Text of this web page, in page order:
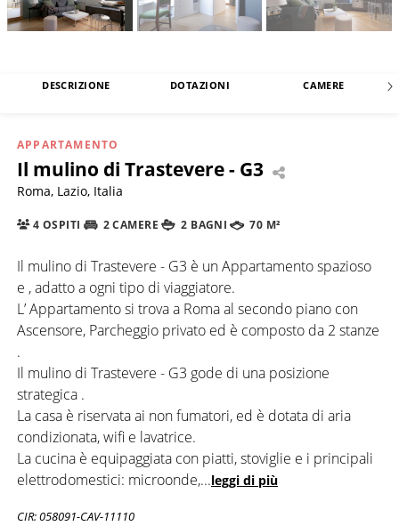
DESCRIZIONE DOTAZIONI CAMERE
APPARTAMENTO
Il mulino di Trastevere - G3
Roma, Lazio, Italia
4 OSPITI 2 CAMERE 2 BAGNI 70 M²
Il mulino di Trastevere - G3 è un Appartamento spazioso
e , adatto a ogni tipo di viaggiatore.
L’ Appartamento si trova a Roma al secondo piano con
Ascensore, Parcheggio privato ed è composto da 2 stanze
.
Il mulino di Trastevere - G3 gode di una posizione
strategica .
La casa è riservata ai non fumatori, ed è dotata di aria
condizionata, wifi e lavatrice.
La cucina è equipaggiata con piatti, stoviglie e i principali
elettrodomestici: microonde,...leggi di più
CIR: 058091-CAV-11110